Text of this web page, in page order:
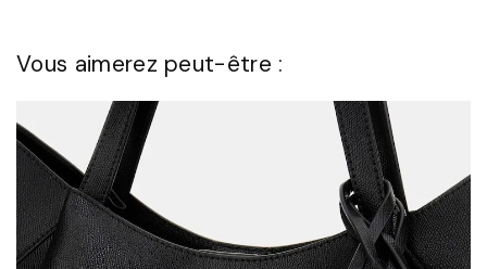
Vous aimerez peut-être :